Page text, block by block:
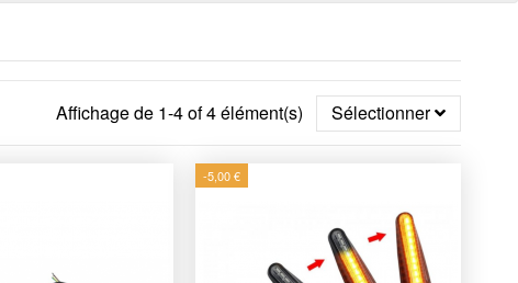
Affichage de 1-4 of 4 élément(s) Sélectionner
-5,00 €